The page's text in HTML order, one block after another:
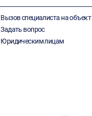
Вызов специалиста на объект
Задать вопрос
Юридическим лицам